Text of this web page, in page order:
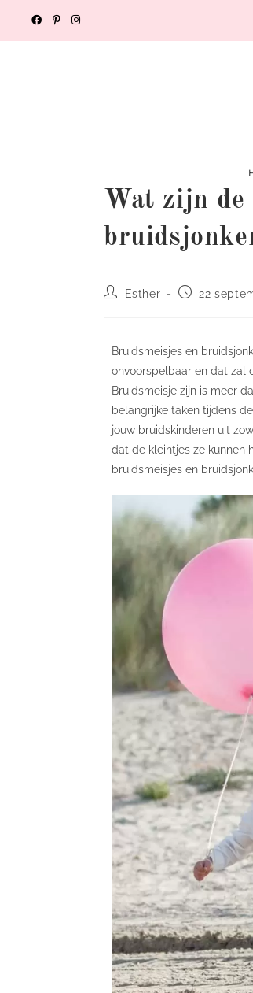
Wat zijn de
Esther 22
Bruidsmeisjes en
onvoorspelbaar en dat zal
Bruidsmeisje zijn is meer
belangrijke taken tijdens
jouw bruidskinderen uit
dat de kleintjes ze kunnen
bruidsmeisjes en